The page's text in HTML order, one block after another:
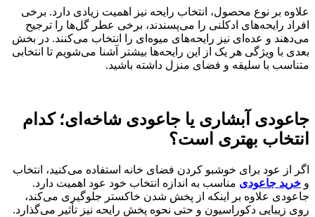
علاوه بر نوع محصول، انتخاب رایحه نیز اهمیت زیادی دارد. برخی
افراد رایحه‌های ادکلنی را می‌پسندند، برخی عطر گل‌ها را ترجیح
می‌دهند و عده‌ای نیز رایحه‌های میوه‌ای را انتخاب می‌کنند. در بخش
بعدی با ویژگی هر یک از این رایحه‌ها بیشتر آشنا می‌شویم تا انتخابی
متناسب با سلیقه و فضای منزل داشته باشید.
جاعودی آبشاری یا جاعودی شاخه‌ای؛ کدام
انتخاب بهتری است؟
اگر از عود برای خوشبو کردن فضای خانه استفاده می‌کنید، انتخاب
و خرید جاعودی مناسب به اندازه انتخاب خود عود اهمیت دارد.
جاعودی علاوه بر اینکه از پخش شدن خاکستر جلوگیری می‌کند،
روی زیبایی دکوراسیون و حتی نحوه پخش رایحه نیز تأثیر می‌گذارد.